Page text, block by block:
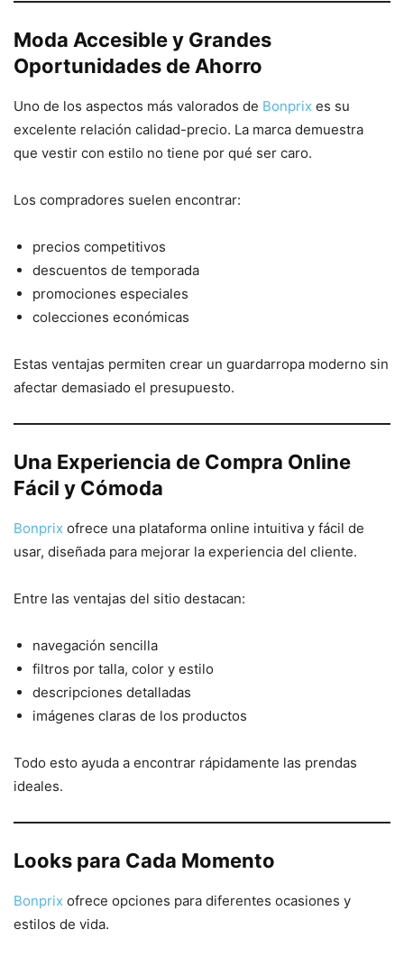
Moda Accesible y Grandes
Oportunidades de Ahorro
Uno de los aspectos más valorados de Bonprix es su
excelente relación calidad-precio. La marca demuestra
que vestir con estilo no tiene por qué ser caro.
Los compradores suelen encontrar:
precios competitivos
descuentos de temporada
promociones especiales
colecciones económicas
Estas ventajas permiten crear un guardarropa moderno sin
afectar demasiado el presupuesto.
Una Experiencia de Compra Online
Fácil y Cómoda
Bonprix ofrece una plataforma online intuitiva y fácil de
usar, diseñada para mejorar la experiencia del cliente.
Entre las ventajas del sitio destacan:
navegación sencilla
filtros por talla, color y estilo
descripciones detalladas
imágenes claras de los productos
Todo esto ayuda a encontrar rápidamente las prendas
ideales.
Looks para Cada Momento
Bonprix ofrece opciones para diferentes ocasiones y
estilos de vida.